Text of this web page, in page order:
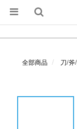
全部商品 刀/